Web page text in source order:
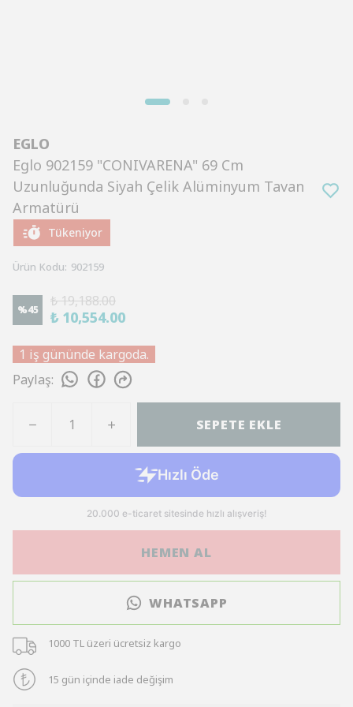
EGLO
Eglo 902159 "CONIVARENA" 69 Cm
Uzunluğunda Siyah Çelik Alüminyum Tavan
Armatürü
Tükeniyor
Ürün Kodu: 902159
%45
₺ 19,188.00
₺ 10,554.00
1 iş gününde kargoda.
Paylaş:
SEPETE EKLE
HEMEN AL
WHATSAPP
1000 TL üzeri ücretsiz kargo
15 gün içinde iade değişim